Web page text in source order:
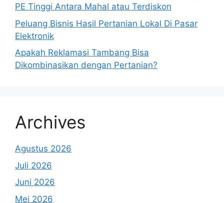
PE Tinggi Antara Mahal atau Terdiskon
Peluang Bisnis Hasil Pertanian Lokal Di Pasar
Elektronik
Apakah Reklamasi Tambang Bisa
Dikombinasikan dengan Pertanian?
Archives
Agustus 2026
Juli 2026
Juni 2026
Mei 2026